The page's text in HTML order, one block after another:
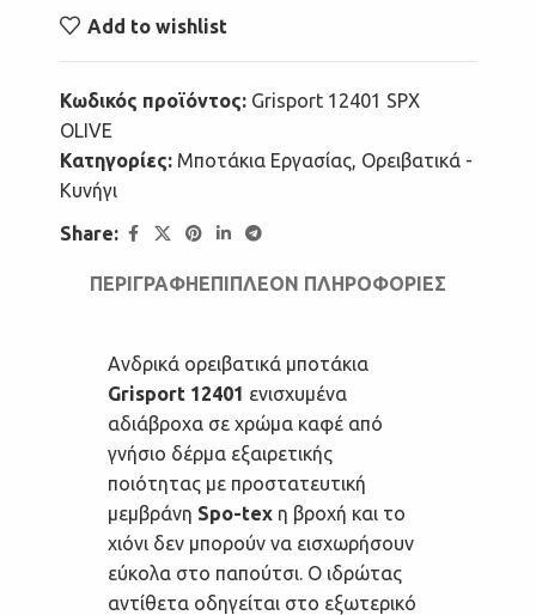
Add to wishlist
Κωδικός προϊόντος: Grisport 12401 SPX
OLIVE
Κατηγορίες: Μποτάκια Εργασίας, Ορειβατικά -
Κυνήγι
Share:
ΠΕΡΙΓΡΑΦΉΕΠΙΠΛΈΟΝ ΠΛΗΡΟΦΟΡΊΕΣ
Ανδρικά ορειβατικά μποτάκια
Grisport 12401 ενισχυμένα
αδιάβροχα σε χρώμα καφέ από
γνήσιο δέρμα εξαιρετικής
ποιότητας με προστατευτική
μεμβράνη Spo-tex η βροχή και το
χιόνι δεν μπορούν να εισχωρήσουν
εύκολα στο παπούτσι. Ο ιδρώτας
αντίθετα οδηγείται στο εξωτερικό